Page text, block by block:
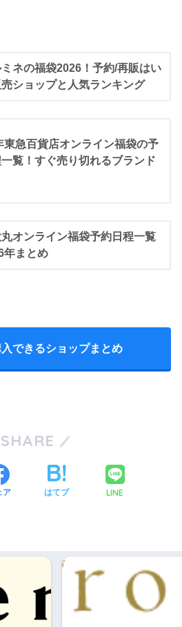
ネの福袋2026！予約/再販はい
ショップと人気ランキング
東急百貨店オンライン福袋の予
覧！すぐ売り切れるブランド
オンライン福袋予約日程一覧
まとめ
できるショップまとめ
SHARE
ア はてブ LINE